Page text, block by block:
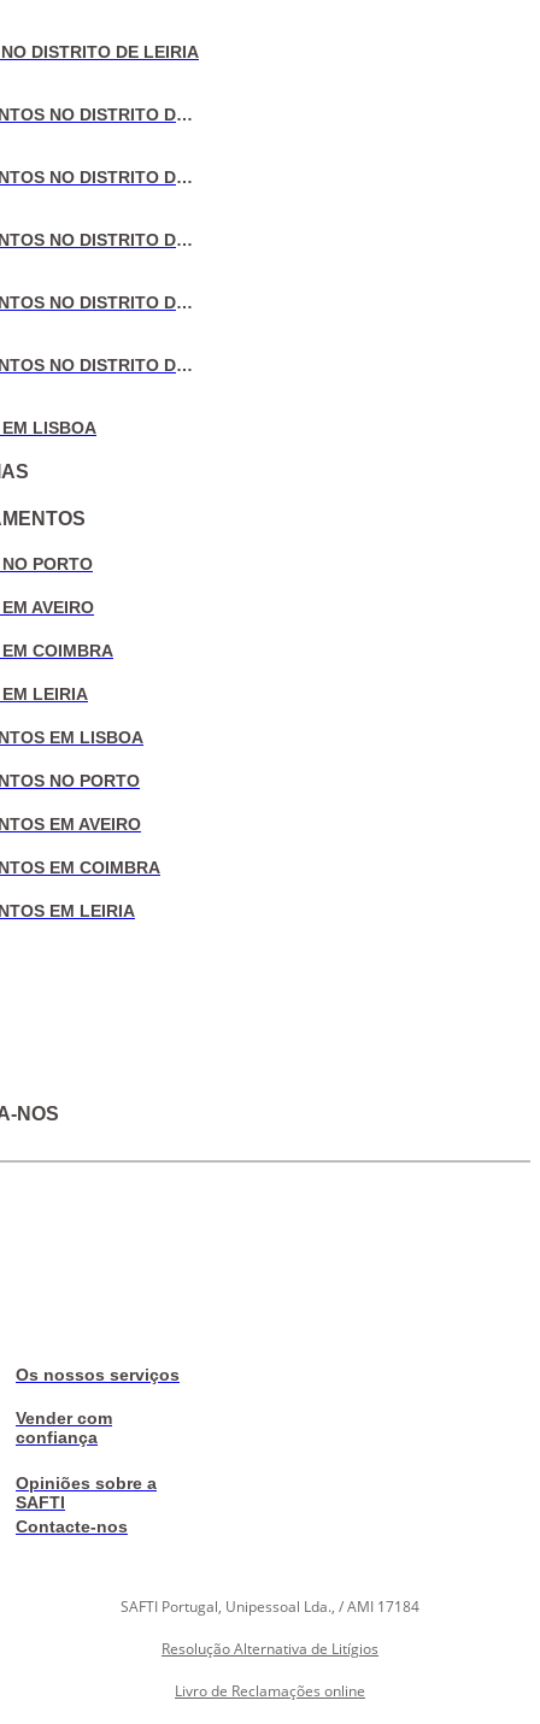
DISTRITO DE LEIRIA
VENDA DE APARTAMENTOS NO DISTRITO DE LISBOA
VENDA DE APARTAMENTOS NO DISTRITO DO PORTO
VENDA DE APARTAMENTOS NO DISTRITO DE AVEIRO
VENDA DE APARTAMENTOS NO DISTRITO DE COIMBRA
VENDA DE APARTAMENTOS NO DISTRITO DE LEIRIA
LISBOA
PORTO
AVEIRO
COIMBRA
LEIRIA
EM LISBOA
NO PORTO
EM AVEIRO
EM COIMBRA
EM LEIRIA
NOS
Os nossos serviços
Vender com
confiança
Opiniões sobre a
SAFTI
Contacte-nos
SAFTI Portugal, Unipessoal Lda., / AMI 17184
Resolução Alternativa de Litígios
Livro de Reclamações online